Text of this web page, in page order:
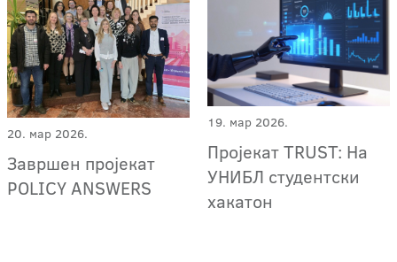
20. мар 2026.
Завршен пројекат
POLICY ANSWERS
19. мар 2026.
Пројекат TRUST: На
УНИБЛ студентски
хакатон